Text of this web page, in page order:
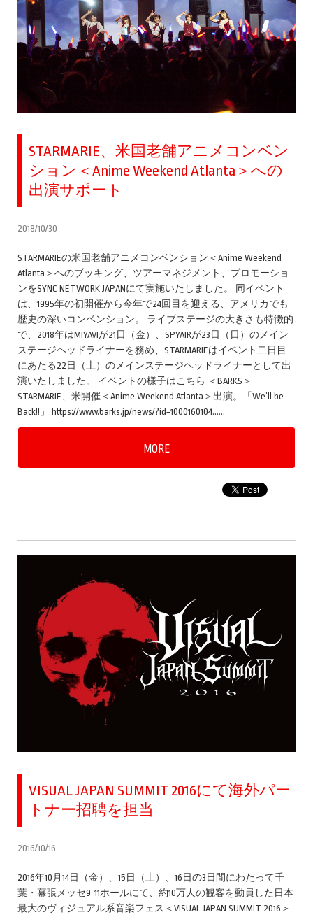
STARMARIE、米国老舗アニメコンベン
ション＜Anime Weekend Atlanta＞への
出演サポート
2018/10/30
STARMARIEの米国老舗アニメコンベンション＜Anime Weekend
Atlanta＞へのブッキング、ツアーマネジメント、プロモーショ
ンをSYNC NETWORK JAPANにて実施いたしました。 同イベント
は、1995年の初開催から今年で24回目を迎える、アメリカでも
歴史の深いコンベンション。 ライブステージの大きさも特徴的
で、2018年はMIYAVIが21日（金）、SPYAIRが23日（日）のメイン
ステージヘッドライナーを務め、STARMARIEはイベント二日目
にあたる22日（土）のメインステージヘッドライナーとして出
演いたしました。 イベントの様子はこちら ＜BARKS＞
STARMARIE、米開催＜Anime Weekend Atlanta＞出演。「We’ll be
Back!!」 https://www.barks.jp/news/?id=1000160104……
MORE
VISUAL JAPAN SUMMIT 2016にて海外パー
トナー招聘を担当
2016/10/16
2016年10月14日（金）、15日（土）、16日の3日間にわたって千
葉・幕張メッセ9-11ホールにて、約10万人の観客を動員した日本
最大のヴィジュアル系音楽フェス＜VISUAL JAPAN SUMMIT 2016＞